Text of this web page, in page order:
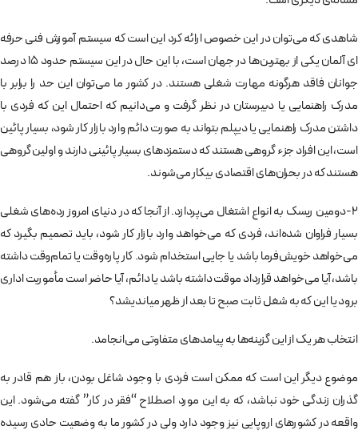
شاهدی که می­‌توان در این خصوص ارائه کرد این است که سیستم آموزش فنی حرفه­‌
ای آلمان یکی از بهترین‌­ها در جهان است، با اين حال در اين سيستم حدود 15 درصد
جوانان فاقد هرگونه مهارت شغلی هستند. در کشور ما می‌­توان این حد را برابر با
مدرک راهنمایی یا دبیرستان در نظر گرفت و می‌­دانیم که احتمال این که فردی با
داشتن مدرک راهنمایی یا دیپلم بتواند به صورت دائم وارد بازار کار شود، بسیار پائین
است، این افراد جزء گروهی هستند که دستمزدهای بسیار پائینی دارند و اولین گروهی
هستند که در بحران­‌های اقتصادی بیکار می­‌شوند.
2-دومین ریسک به انواع اشتغال می‌­پردازد. از آنجا که در دنیای امروز رده­‌های شغلی
بسیار فراوان شده‌­اند، فردی که می­‌خواهد وارد بازار کار شود، باید تصمیم بگیرد که
می­‌خواهد خویش­‌فرما باشد یا جایی استخدام شود. کار پاره­‌وقت یا تمام­‌وقت داشته
باشد، آیا می­‌خواهد قرارداد موقت داشته باشد یا دائم، آیا حاضر است مأموریت اداری
برود یا این که به شغل ثابت صبح تا بعد از ظهر می­اندیشد؟
انتخاب هر یک از این گزینه‌ها به پیامدهای متفاوتی می­‌انجامد.
موضوع دیگر این است که ممکن است فردی با وجود شاغل بودن، باز هم قادر به
گذران زندگی خود نباشد، که به این مورد اصطلاح “فقر در کار” گفته می‌­شود. این
واقعه در کشورهای اروپایی نیز وجود دارد ولی در کشور ما به وضعیت حادی رسیده